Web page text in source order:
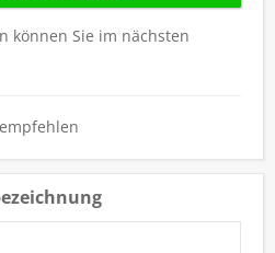
können Sie im nächsten